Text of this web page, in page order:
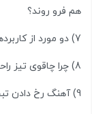
هم فرو روند؟
7) دو مورد از کاربردهای اصل برنولی را بنویسید.
8) چرا چاقوی تیز راحت تر می برد؟
9) آهنگ رخ دادن تبخیر سطحی به چه عواملی بستگی دارد؟